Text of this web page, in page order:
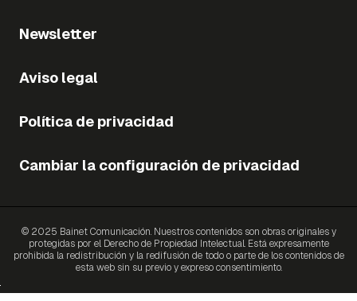
Newsletter
Aviso legal
Política de privacidad
Cambiar la configuración de privacidad
© 2025 Bainet Comunicación. Nuestros contenidos son obras originales y
protegidas por el Derecho de Propiedad Intelectual. Está expresamente
prohibida la redistribución y la redifusión de todo o parte de los contenidos de
esta web sin su previo y expreso consentimiento.